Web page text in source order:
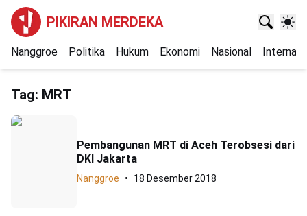
PIKIRAN MERDEKA
Nanggroe Politika Hukum Ekonomi Nasional
Tag: MRT
Pembangunan MRT di Aceh Terobsesi dari
DKI Jakarta
Nanggroe 18 Desember 2018